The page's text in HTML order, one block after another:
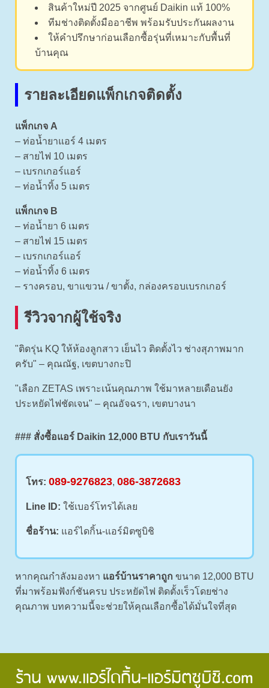
สินค้าใหม่ปี 2025 จากศูนย์ Daikin แท้ 100%
ทีมช่างติดตั้งมืออาชีพ พร้อมรับประกันผลงาน
ให้คำปรึกษาก่อนเลือกซื้อรุ่นที่เหมาะกับพื้นที่
บ้านคุณ
รายละเอียดแพ็กเกจติดตั้ง
แพ็กเกจ A
– ท่อน้ำยาแอร์ 4 เมตร
– สายไฟ 10 เมตร
– เบรกเกอร์แอร์
– ท่อน้ำทิ้ง 5 เมตร
แพ็กเกจ B
– ท่อน้ำยา 6 เมตร
– สายไฟ 15 เมตร
– เบรกเกอร์แอร์
– ท่อน้ำทิ้ง 6 เมตร
– รางครอบ, ขาแขวน / ขาตั้ง, กล่องครอบเบรกเกอร์
รีวิวจากผู้ใช้จริง
"ติดรุ่น KQ ให้ห้องลูกสาว เย็นไว ติดตั้งไว ช่างสุภาพมาก
ครับ" – คุณณัฐ, เขตบางกะปิ
"เลือก ZETAS เพราะเน้นคุณภาพ ใช้มาหลายเดือนยัง
ประหยัดไฟชัดเจน" – คุณอัจฉรา, เขตบางนา
### สั่งซื้อแอร์ Daikin 12,000 BTU กับเราวันนี้
โทร: 089-9276823, 086-3872683
Line ID: ใช้เบอร์โทรได้เลย
ชื่อร้าน: แอร์ไดกิ้น-แอร์มิตซูบิชิ
หากคุณกำลังมองหา แอร์บ้านราคาถูก ขนาด 12,000 BTU
ที่มาพร้อมฟังก์ชันครบ ประหยัดไฟ ติดตั้งเร็วโดยช่าง
คุณภาพ บทความนี้จะช่วยให้คุณเลือกซื้อได้มั่นใจที่สุด
ร้าน www.แอร์ไดกิ้น-แอร์มิตซูบิชิ.com